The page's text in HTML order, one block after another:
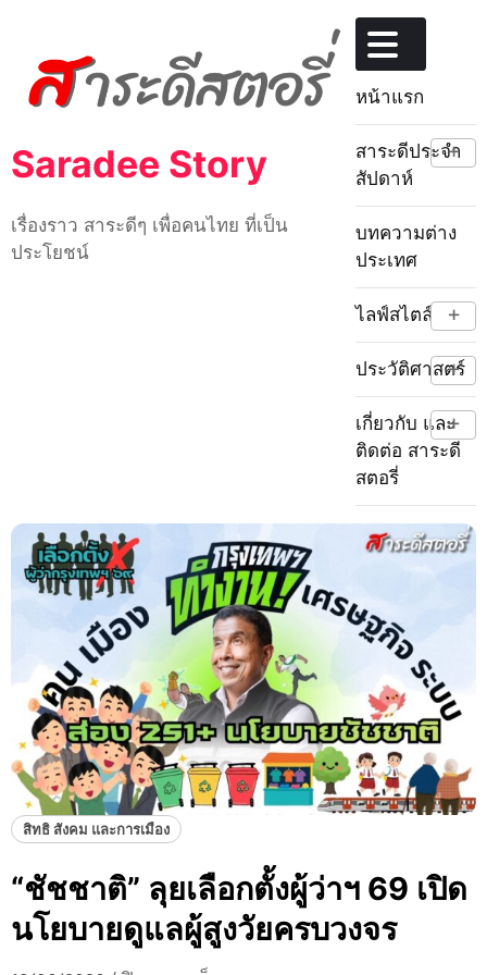
content
Saradee Story
เรื่องราว สาระดีๆ เพื่อคนไทย ที่เป็น
ประโยชน์
หน้าแรก
สาระดีประจำ
สัปดาห์
+
บทความต่าง
ประเทศ
ไลฟ์สไตล์ +
ประวัติศาสตร์
+
เกี่ยวกับ และ
ติดต่อ สาระดี
สตอรี่
+
สิทธิ สังคม และการเมือง
“ชัชชาติ” ลุยเลือกตั้งผู้ว่าฯ 69 เปิด
นโยบายดูแลผู้สูงวัยครบวงจร